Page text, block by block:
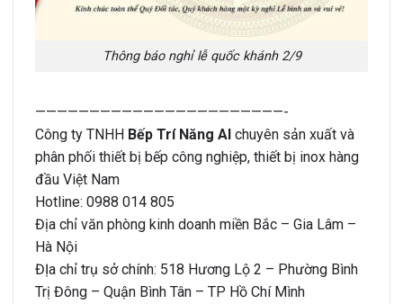
Thông báo nghỉ lễ quốc khánh 2/9
———————————————————————-
Công ty TNHH Bếp Trí Năng AI chuyên sản xuất và
phân phối thiết bị bếp công nghiệp, thiết bị inox hàng
đầu Việt Nam
Hotline: 0988 014 805
Địa chỉ văn phòng kinh doanh miền Bắc – Gia Lâm –
Hà Nội
ĐỊa chỉ trụ sở chính: 518 Hương Lộ 2 – Phường Bình
Trị Đông – Quận Bình Tân – TP Hồ Chí Mình